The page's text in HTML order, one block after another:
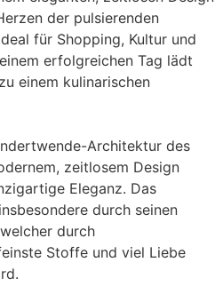
der pulsierenden
für Shopping, Kultur und
erfolgreichen Tag lädt
einem kulinarischen
Architektur des
zeitlosem Design
Eleganz. Das
durch seinen
durch
Stoffe und viel Liebe